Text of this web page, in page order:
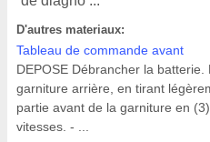
D'autres materiaux:
Tableau de commande avant
DEPOSE Débrancher la
garniture arrière, en tirant
partie avant de la garniture en
vitesses. - ...